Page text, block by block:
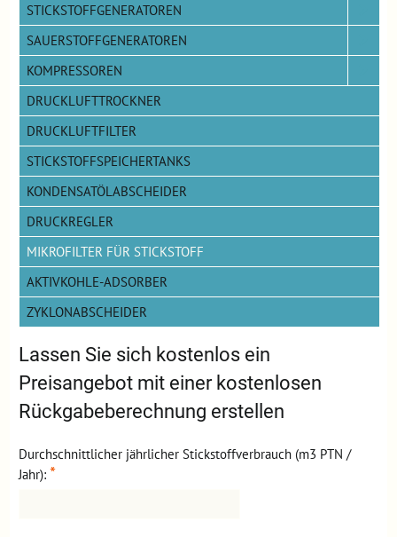
STICKSTOFFGENERATOREN
SAUERSTOFFGENERATOREN
KOMPRESSOREN
DRUCKLUFTTROCKNER
DRUCKLUFTFILTER
STICKSTOFFSPEICHERTANKS
KONDENSATÖLABSCHEIDER
DRUCKREGLER
MIKROFILTER FÜR STICKSTOFF
AKTIVKOHLE-ADSORBER
ZYKLONABSCHEIDER
Lassen Sie sich kostenlos ein
Preisangebot mit einer kostenlosen
Rückgabeberechnung erstellen
Durchschnittlicher jährlicher Stickstoffverbrauch (m3 PTN /
Jahr): *